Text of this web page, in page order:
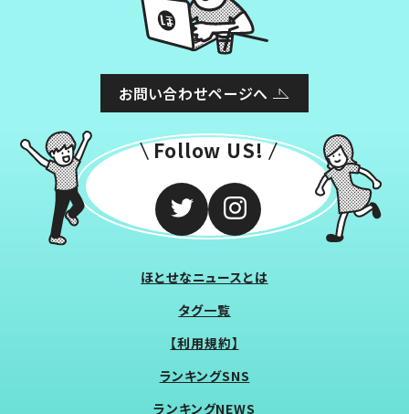
お問い合わせページへ
Follow US!
ほとせなニュースとは
タグ一覧
【利用規約】
ランキングSNS
ランキングNEWS